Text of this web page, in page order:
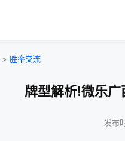
> 胜率交流
牌型解析!微乐
发布